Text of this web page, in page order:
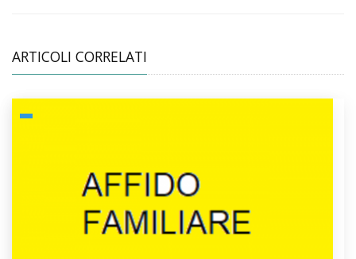
ARTICOLI CORRELATI